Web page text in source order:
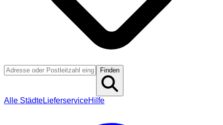
Finden
Alle StädteLieferserviceHilfe